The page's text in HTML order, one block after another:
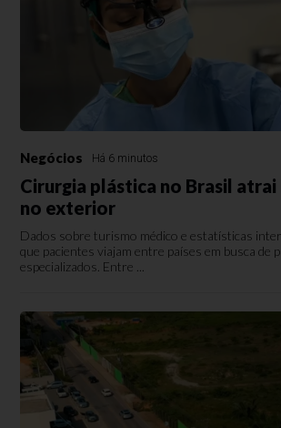
Negócios Há 6 minutos
Cirurgia plástica no Brasil
no exterior
Dados sobre turismo médico e estatísticas
que pacientes viajam entre países em busca de
especializados. Entre ...